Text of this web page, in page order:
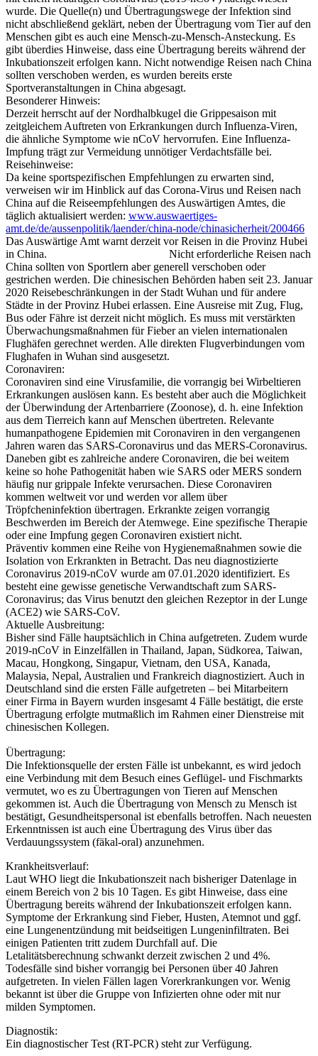
wurde. Die Quelle(n) und Übertragungswege der Infektion sind
nicht abschließend geklärt, neben der Übertragung vom Tier auf den
Menschen gibt es auch eine Mensch-zu-Mensch-Ansteckung. Es
gibt überdies Hinweise, dass eine Übertragung bereits während der
Inkubationszeit erfolgen kann. Nicht notwendige Reisen nach China
sollten verschoben werden, es wurden bereits erste
Sportveranstaltungen in China abgesagt.
Besonderer Hinweis:
Derzeit herrscht auf der Nordhalbkugel die Grippesaison mit
zeitgleichem Auftreten von Erkrankungen durch Influenza-Viren,
die ähnliche Symptome wie nCoV hervorrufen. Eine Influenza-
Impfung trägt zur Vermeidung unnötiger Verdachtsfälle bei.
Reisehinweise:
Da keine sportspezifischen Empfehlungen zu erwarten sind,
verweisen wir im Hinblick auf das Corona-Virus und Reisen nach
China auf die Reiseempfehlungen des Auswärtigen Amtes, die
täglich aktualisiert werden: www.auswaertiges-
amt.de/de/aussenpolitik/laender/china-node/chinasicherheit/200466
Das Auswärtige Amt warnt derzeit vor Reisen in die Provinz Hubei
in China. Nicht erforderliche Reisen nach
China sollten von Sportlern aber generell verschoben oder
gestrichen werden. Die chinesischen Behörden haben seit 23. Januar
2020 Reisebeschränkungen in der Stadt Wuhan und für andere
Städte in der Provinz Hubei erlassen. Eine Ausreise mit Zug, Flug,
Bus oder Fähre ist derzeit nicht möglich. Es muss mit verstärkten
Überwachungsmaßnahmen für Fieber an vielen internationalen
Flughäfen gerechnet werden. Alle direkten Flugverbindungen vom
Flughafen in Wuhan sind ausgesetzt.
Coronaviren:
Coronaviren sind eine Virusfamilie, die vorrangig bei Wirbeltieren
Erkrankungen auslösen kann. Es besteht aber auch die Möglichkeit
der Überwindung der Artenbarriere (Zoonose), d. h. eine Infektion
aus dem Tierreich kann auf Menschen übertreten. Relevante
humanpathogene Epidemien mit Coronaviren in den vergangenen
Jahren waren das SARS-Coronavirus und das MERS-Coronavirus.
Daneben gibt es zahlreiche andere Coronaviren, die bei weitem
keine so hohe Pathogenität haben wie SARS oder MERS sondern
häufig nur grippale Infekte verursachen. Diese Coronaviren
kommen weltweit vor und werden vor allem über
Tröpfcheninfektion übertragen. Erkrankte zeigen vorrangig
Beschwerden im Bereich der Atemwege. Eine spezifische Therapie
oder eine Impfung gegen Coronaviren existiert nicht.
Präventiv kommen eine Reihe von Hygienemaßnahmen sowie die
Isolation von Erkrankten in Betracht. Das neu diagnostizierte
Coronavirus 2019-nCoV wurde am 07.01.2020 identifiziert. Es
besteht eine gewisse genetische Verwandtschaft zum SARS-
Coronavirus; das Virus benutzt den gleichen Rezeptor in der Lunge
(ACE2) wie SARS-CoV.
Aktuelle Ausbreitung:
Bisher sind Fälle hauptsächlich in China aufgetreten. Zudem wurde
2019-nCoV in Einzelfällen in Thailand, Japan, Südkorea, Taiwan,
Macau, Hongkong, Singapur, Vietnam, den USA, Kanada,
Malaysia, Nepal, Australien und Frankreich diagnostiziert. Auch in
Deutschland sind die ersten Fälle aufgetreten – bei Mitarbeitern
einer Firma in Bayern wurden insgesamt 4 Fälle bestätigt, die erste
Übertragung erfolgte mutmaßlich im Rahmen einer Dienstreise mit
chinesischen Kollegen.
Übertragung:
Die Infektionsquelle der ersten Fälle ist unbekannt, es wird jedoch
eine Verbindung mit dem Besuch eines Geflügel- und Fischmarkts
vermutet, wo es zu Übertragungen von Tieren auf Menschen
gekommen ist. Auch die Übertragung von Mensch zu Mensch ist
bestätigt, Gesundheitspersonal ist ebenfalls betroffen. Nach neuesten
Erkenntnissen ist auch eine Übertragung des Virus über das
Verdauungssystem (fäkal-oral) anzunehmen.
Krankheitsverlauf:
Laut WHO liegt die Inkubationszeit nach bisheriger Datenlage in
einem Bereich von 2 bis 10 Tagen. Es gibt Hinweise, dass eine
Übertragung bereits während der Inkubationszeit erfolgen kann.
Symptome der Erkrankung sind Fieber, Husten, Atemnot und ggf.
eine Lungenentzündung mit beidseitigen Lungeninfiltraten. Bei
einigen Patienten tritt zudem Durchfall auf. Die
Letalitätsberechnung schwankt derzeit zwischen 2 und 4%.
Todesfälle sind bisher vorrangig bei Personen über 40 Jahren
aufgetreten. In vielen Fällen lagen Vorerkrankungen vor. Wenig
bekannt ist über die Gruppe von Infizierten ohne oder mit nur
milden Symptomen.
Diagnostik:
Ein diagnostischer Test (RT-PCR) steht zur Verfügung.